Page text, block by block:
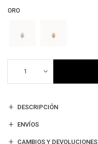
ORO
1
DESCRIPCIÓN
ENVÍOS
CAMBIOS Y DEVOLUCIONES